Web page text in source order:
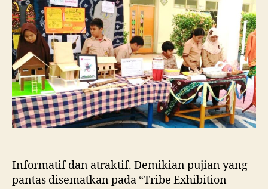
Informatif dan atraktif. Demikian pujian yang
pantas disematkan pada “Tribe Exhibition